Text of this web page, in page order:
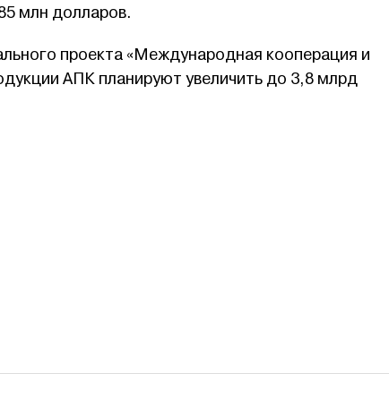
млн долларов.
проекта «Международная кооперация и
АПК планируют увеличить до 3,8 млрд